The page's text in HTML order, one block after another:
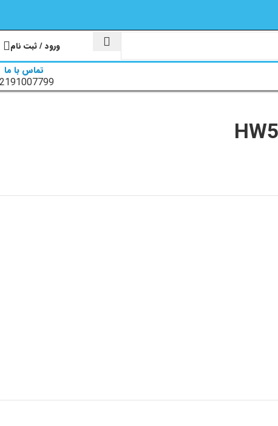
ورود / ثبت نام
تماس با ما